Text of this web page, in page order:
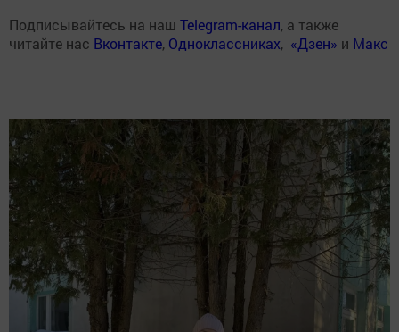
Подписывайтесь на наш Telegram-канал, а также
читайте нас Вконтакте, Одноклассниках, «Дзен» и Макс